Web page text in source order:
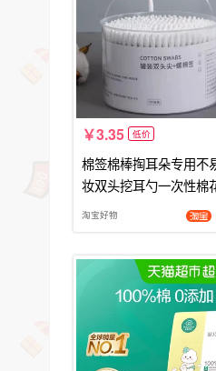
3.35 低价
棉签棉棒掏耳朵专用不
妆双头挖耳勺一次性棉
淘宝好物